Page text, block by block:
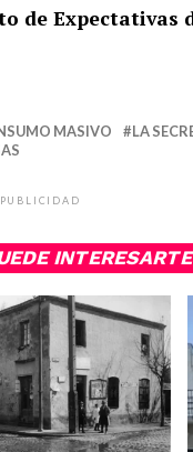
de Expectativas
MASIVO
LA
PUBLICIDAD